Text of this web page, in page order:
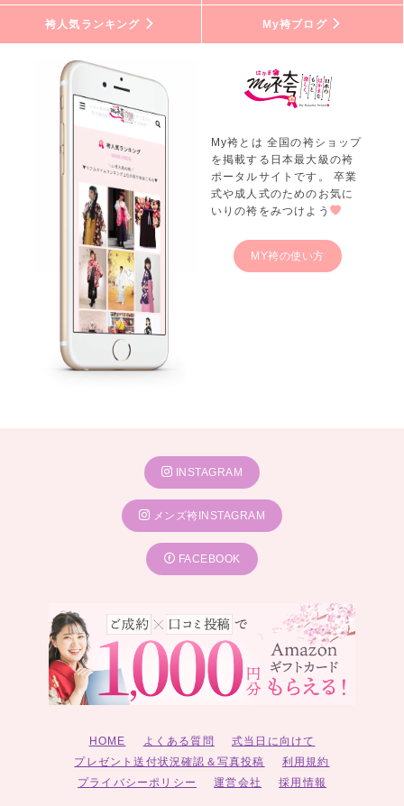
袴人気ランキング My袴ブログ
My袴とは 全国の袴ショップ
を掲載する日本最大級の袴
ポータルサイトです。 卒業
式や成人式のためのお気に
いりの袴をみつけよう
MY袴の使い方
INSTAGRAM
メンズ袴INSTAGRAM
FACEBOOK
HOME よくある質問
式当日に向けて
プレゼント送付状況確認＆写真投稿
利用規約
プライバシーポリシー
運営会社 採用情報